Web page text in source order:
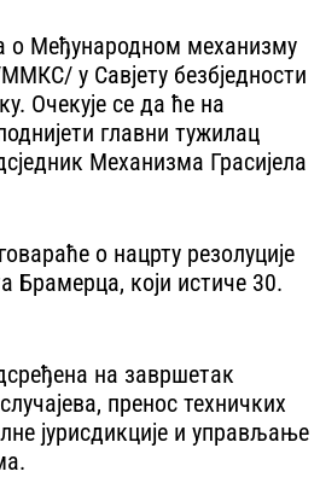
о Међународном механизму
у Савјету безбједности
Очекује се да ће на
главни тужилац
Механизма Грасијела
о нацрту резолуције
Брамерца, који истиче 30.
на завршетак
пренос техничких
јурисдикције и управљање